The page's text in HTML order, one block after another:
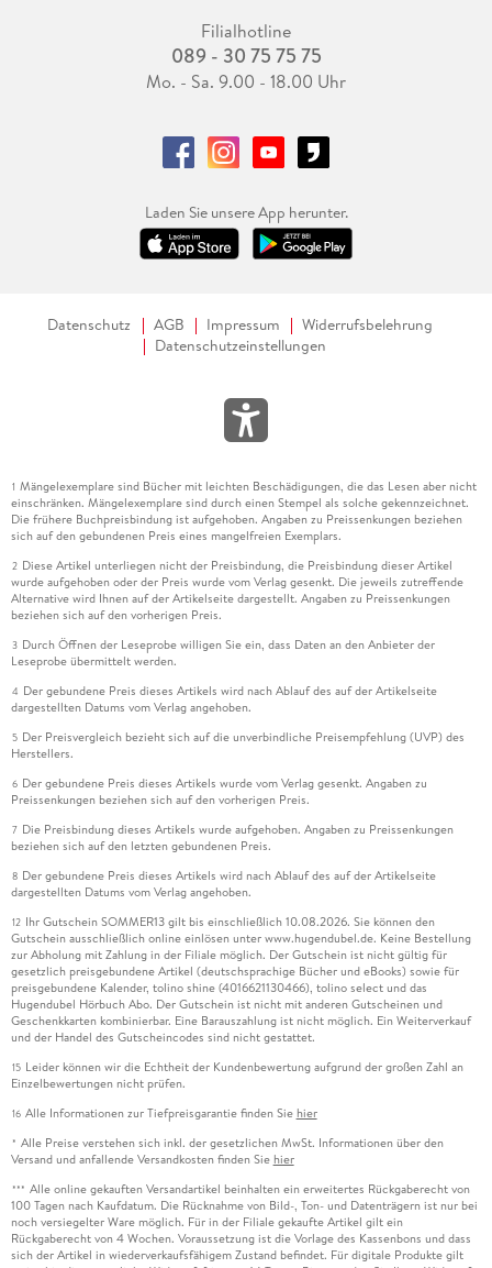
Filialhotline
089 - 30 75 75 75
Mo. - Sa. 9.00 - 18.00 Uhr
Laden Sie unsere App herunter.
Datenschutz AGB Impressum
Widerrufsbelehrung
Datenschutzeinstellungen
1 Mängelexemplare sind Bücher mit leichten Beschädigungen, die das Lesen aber nicht
einschränken. Mängelexemplare sind durch einen Stempel als solche gekennzeichnet.
Die frühere Buchpreisbindung ist aufgehoben. Angaben zu Preissenkungen beziehen
sich auf den gebundenen Preis eines mangelfreien Exemplars.
2 Diese Artikel unterliegen nicht der Preisbindung, die Preisbindung dieser Artikel
wurde aufgehoben oder der Preis wurde vom Verlag gesenkt. Die jeweils zutreffende
Alternative wird Ihnen auf der Artikelseite dargestellt. Angaben zu Preissenkungen
beziehen sich auf den vorherigen Preis.
3 Durch Öffnen der Leseprobe willigen Sie ein, dass Daten an den Anbieter der
Leseprobe übermittelt werden.
4 Der gebundene Preis dieses Artikels wird nach Ablauf des auf der Artikelseite
dargestellten Datums vom Verlag angehoben.
5 Der Preisvergleich bezieht sich auf die unverbindliche Preisempfehlung (UVP) des
Herstellers.
6 Der gebundene Preis dieses Artikels wurde vom Verlag gesenkt. Angaben zu
Preissenkungen beziehen sich auf den vorherigen Preis.
7 Die Preisbindung dieses Artikels wurde aufgehoben. Angaben zu Preissenkungen
beziehen sich auf den letzten gebundenen Preis.
8 Der gebundene Preis dieses Artikels wird nach Ablauf des auf der Artikelseite
dargestellten Datums vom Verlag angehoben.
12 Ihr Gutschein SOMMER13 gilt bis einschließlich 10.08.2026. Sie können den
Gutschein ausschließlich online einlösen unter www.hugendubel.de. Keine Bestellung
zur Abholung mit Zahlung in der Filiale möglich. Der Gutschein ist nicht gültig für
gesetzlich preisgebundene Artikel (deutschsprachige Bücher und eBooks) sowie für
preisgebundene Kalender, tolino shine (4016621130466), tolino select und das
Hugendubel Hörbuch Abo. Der Gutschein ist nicht mit anderen Gutscheinen und
Geschenkkarten kombinierbar. Eine Barauszahlung ist nicht möglich. Ein Weiterverkauf
und der Handel des Gutscheincodes sind nicht gestattet.
15 Leider können wir die Echtheit der Kundenbewertung aufgrund der großen Zahl an
Einzelbewertungen nicht prüfen.
16 Alle Informationen zur Tiefpreisgarantie finden Sie hier
* Alle Preise verstehen sich inkl. der gesetzlichen MwSt. Informationen über den
Versand und anfallende Versandkosten finden Sie hier
*** Alle online gekauften Versandartikel beinhalten ein erweitertes Rückgaberecht von
100 Tagen nach Kaufdatum. Die Rücknahme von Bild-, Ton- und Datenträgern ist nur bei
noch versiegelter Ware möglich. Für in der Filiale gekaufte Artikel gilt ein
Rückgaberecht von 4 Wochen. Voraussetzung ist die Vorlage des Kassenbons und dass
sich der Artikel in wiederverkaufsfähigem Zustand befindet. Für digitale Produkte gilt